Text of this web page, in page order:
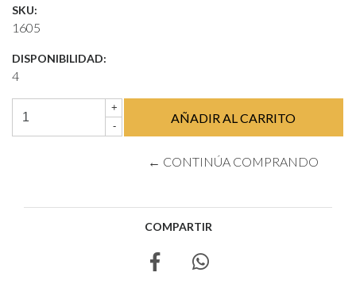
SKU:
1605
DISPONIBILIDAD:
4
+
-
← CONTINÚA COMPRANDO
COMPARTIR